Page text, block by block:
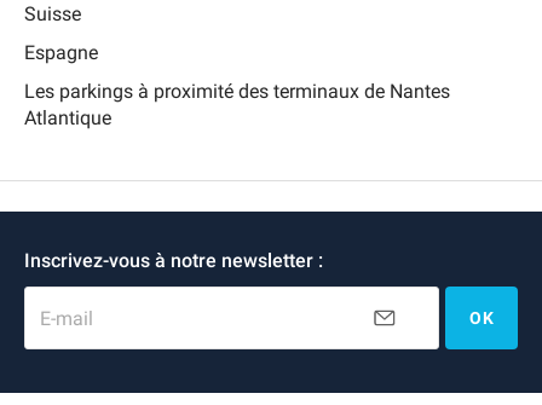
Suisse
Espagne
Les parkings à proximité des terminaux de Nantes
Atlantique
Inscrivez-vous à notre newsletter :
E-mail OK